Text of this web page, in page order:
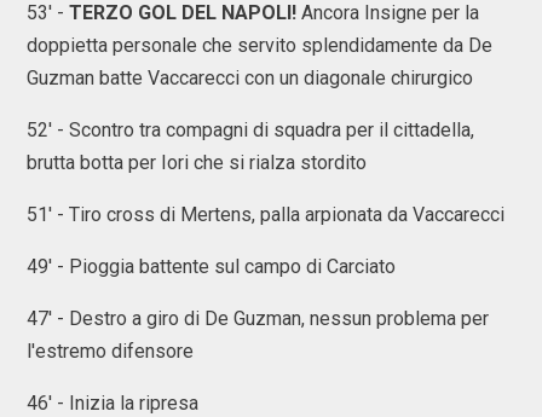
53' - TERZO GOL DEL NAPOLI! Ancora Insigne per la
doppietta personale che servito splendidamente da De
Guzman batte Vaccarecci con un diagonale chirurgico
52' - Scontro tra compagni di squadra per il cittadella,
brutta botta per Iori che si rialza stordito
51' - Tiro cross di Mertens, palla arpionata da Vaccarecci
49' - Pioggia battente sul campo di Carciato
47' - Destro a giro di De Guzman, nessun problema per
l'estremo difensore
46' - Inizia la ripresa